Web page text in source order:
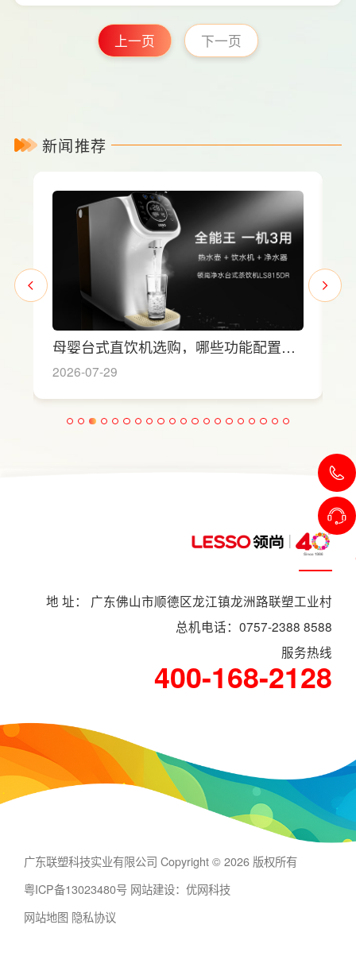
架最大程度的利用厨房有限的空间，确保厨房的
美观性和实用性。不过目前市面上不同材质的厨
房置物架还挺多的，选对材质十分重要。
置物架有借鉴意义。
上一页 下一页
新闻推荐
母婴台式直饮机选购，哪些功能配置是
有娃家庭必不可少的？
2026-07-29
地 址： 广东佛山市顺德区龙江镇龙洲路联塑工业村
总机电话：0757-2388 8588
服务热线
400-168-2128
广东联塑科技实业有限公司 Copyright © 2026 版权所有
粤ICP备13023480号 网站建设：优网科技
网站地图 隐私协议